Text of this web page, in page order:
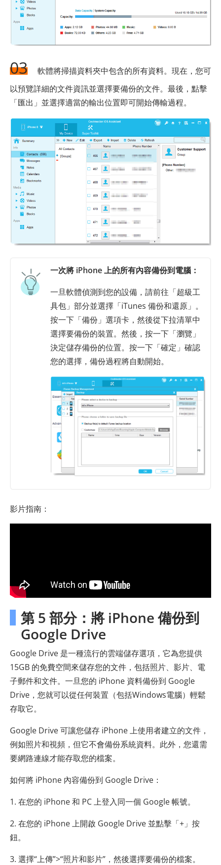
03
軟體將掃描資料夾中包含的所有資料。現在，您可
以預覽詳細的文件資訊並選擇要備份的文件。最後，點擊
「匯出」並選擇適當的輸出位置即可開始傳輸過程。
一次將 iPhone 上的所有內容備份到電腦：
一旦軟體偵測到您的設備，請前往「超級工
具包」部分並選擇「iTunes 備份和還原」。
按一下「備份」選項卡，然後從下拉清單中
選擇要備份的裝置。然後，按一下「瀏覽」
決定儲存備份的位置。按一下「確定」確認
您的選擇，備份過程將自動開始。
影片指南：
第 5 部分：將 iPhone 備份到
Google Drive
Google Drive 是一種流行的雲端儲存選項，它為您提供
15GB 的免費空間來儲存您的文件，包括照片、影片、電
子郵件和文件。一旦您的 iPhone 資料備份到 Google
Drive，您就可以從任何裝置（包括Windows電腦）輕鬆
存取它。
Google Drive 可讓您儲存 iPhone 上使用者建立的文件，
例如照片和視頻，但它不會備份系統資料。此外，您還需
要網路連線才能存取您的檔案。
如何將 iPhone 內容備份到 Google Drive：
1. 在您的 iPhone 和 PC 上登入同一個 Google 帳號。
2. 在您的 iPhone 上開啟 Google Drive 並點擊「+」按
鈕。
3. 選擇“上傳”>“照片和影片”，然後選擇要備份的檔案。